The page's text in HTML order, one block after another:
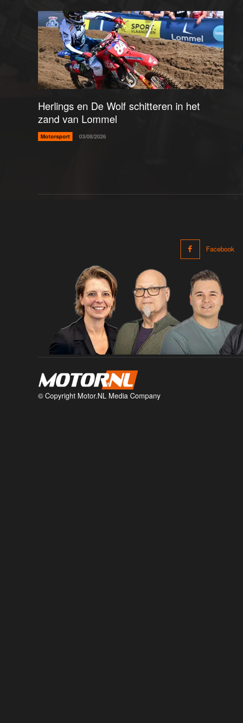
Herlings en De Wolf schitteren in het
zand van Lommel
Motorsport 03/08/2026
Facebook
© Copyright Motor.NL Media Company